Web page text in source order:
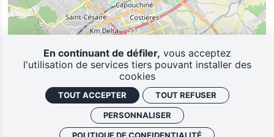
En continuant de défiler, vous acceptez
l'utilisation de services tiers pouvant installer des
cookies
TOUT ACCEPTER TOUT REFUSER
PERSONNALISER